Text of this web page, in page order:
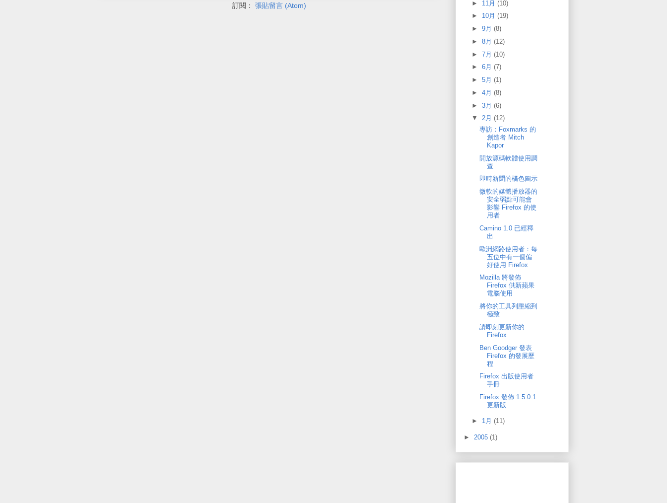
訂閱： 張貼留言 (Atom)
► 11月 (10)
► 10月 (19)
► 9月 (8)
► 8月 (12)
► 7月 (10)
► 6月 (7)
► 5月 (1)
► 4月 (8)
► 3月 (6)
▼ 2月 (12)
專訪：Foxmarks 的
創造者 Mitch
Kapor
開放源碼軟體使用調
查
即時新聞的橘色圖示
微軟的媒體播放器的
安全弱點可能會
影響 Firefox 的使
用者
Camino 1.0 已經釋
出
歐洲網路使用者：每
五位中有一個偏
好使用 Firefox
Mozilla 將發佈
Firefox 供新蘋果
電腦使用
將你的工具列壓縮到
極致
請即刻更新你的
Firefox
Ben Goodger 發表
Firefox 的發展歷
程
Firefox 出版使用者
手冊
Firefox 發佈 1.5.0.1
更新版
► 1月 (11)
► 2005 (1)